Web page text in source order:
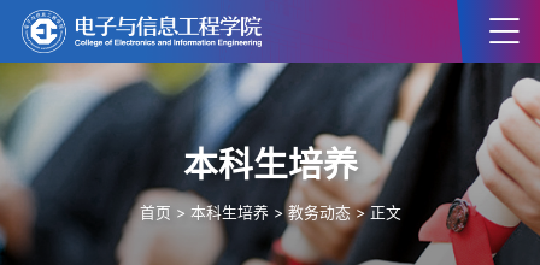
本科生培养
首页 > 本科生培养 >教务动态> 正文